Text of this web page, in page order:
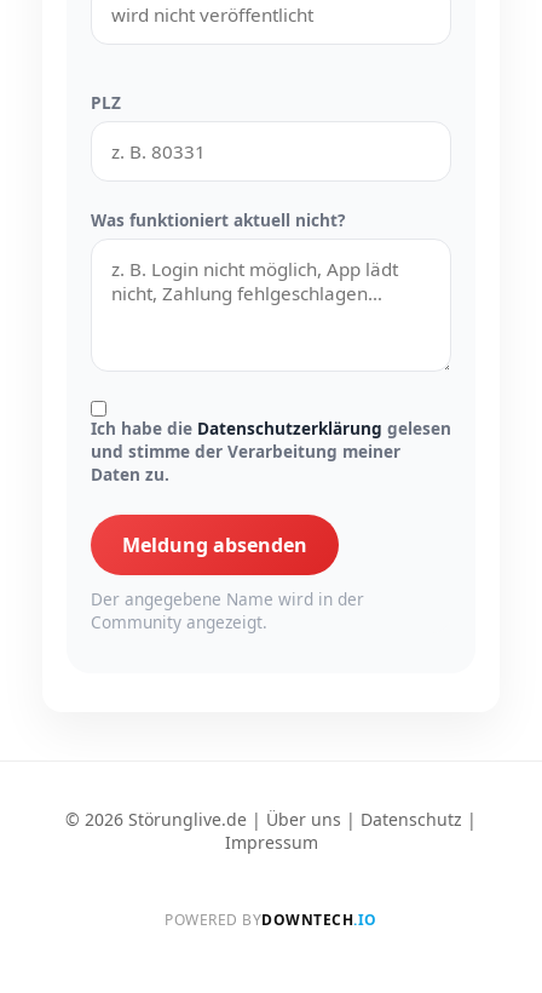
PLZ
Was funktioniert aktuell nicht?
Ich habe die Datenschutzerklärung gelesen
und stimme der Verarbeitung meiner
Daten zu.
Meldung absenden
Der angegebene Name wird in der
Community angezeigt.
© 2026 Störunglive.de | Über uns | Datenschutz |
Impressum
POWERED BYDOWNTECH.IO